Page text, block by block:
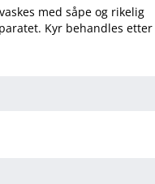
med såpe og rikelig
Kyr behandles etter